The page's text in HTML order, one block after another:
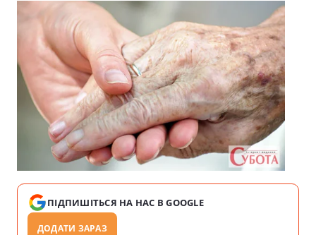
ПІДПИШІТЬСЯ НА НАС В GOOGLE
ДОДАТИ ЗАРАЗ